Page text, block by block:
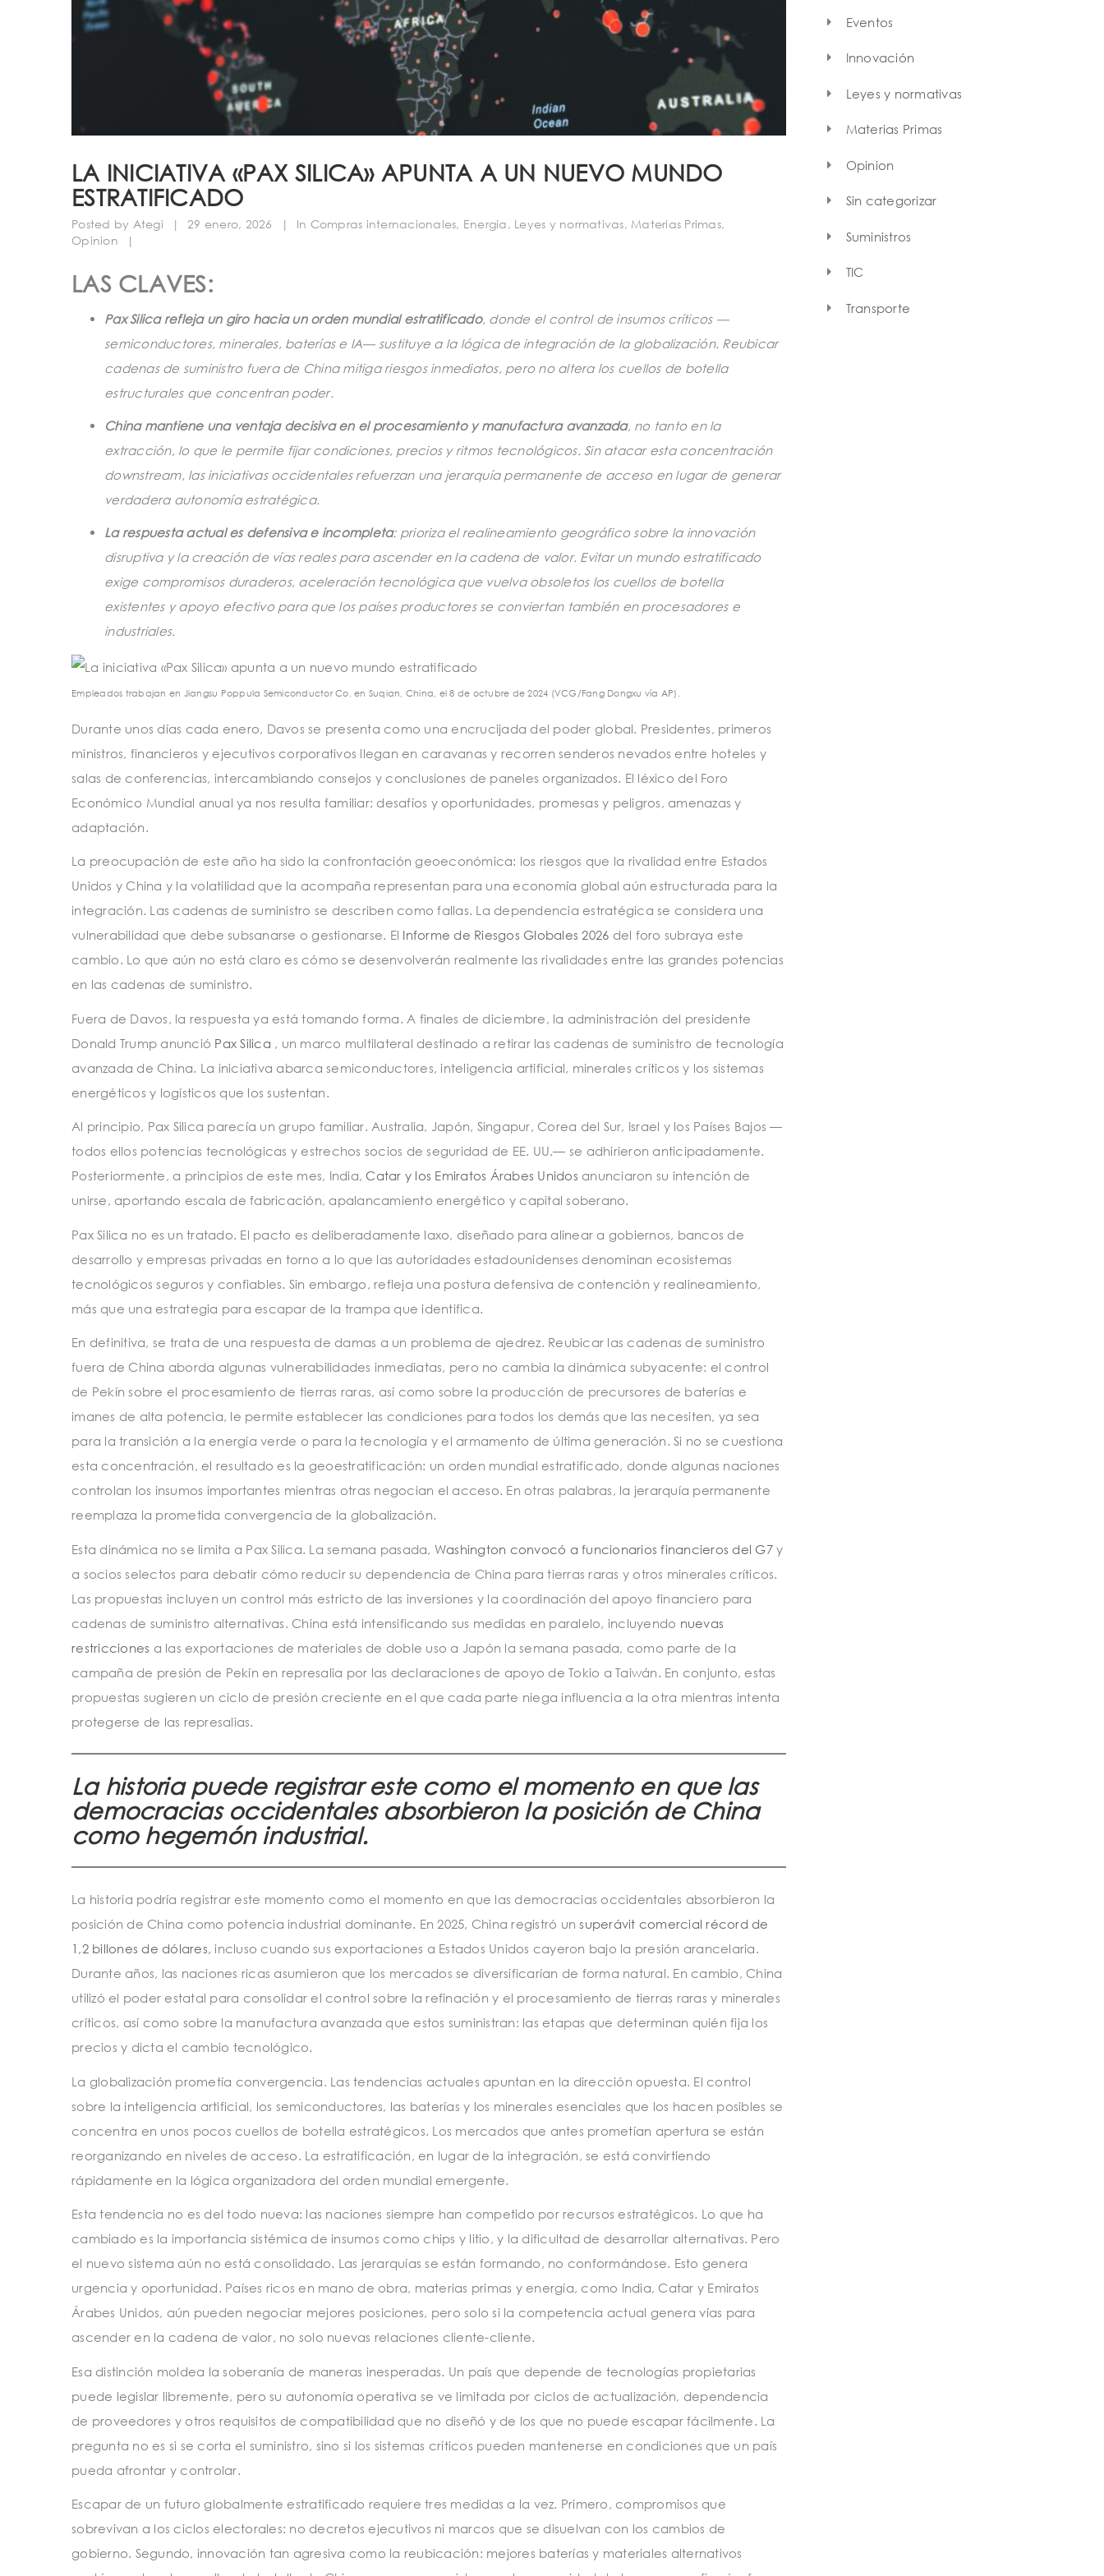
LA INICIATIVA «PAX SILICA» APUNTA A UN NUEVO MUNDO
ESTRATIFICADO
Posted by Ategi | 29 enero, 2026 | In Compras internacionales, Energía , Leyes y normativas, Materias Primas,
Opinion
|
LAS CLAVES:
Pax Silica refleja un giro hacia un orden mundial estratificado, donde el control de insumos críticos —
semiconductores, minerales, baterías e IA— sustituye a la lógica de integración de la globalización. Reubicar
cadenas de suministro fuera de China mitiga riesgos inmediatos, pero no altera los cuellos de botella
estructurales que concentran poder.
China mantiene una ventaja decisiva en el procesamiento y manufactura avanzada, no tanto en la
extracción, lo que le permite fijar condiciones, precios y ritmos tecnológicos. Sin atacar esta concentración
downstream, las iniciativas occidentales refuerzan una jerarquía permanente de acceso en lugar de generar
verdadera autonomía estratégica.
La respuesta actual es defensiva e incompleta: prioriza el realineamiento geográfico sobre la innovación
disruptiva y la creación de vías reales para ascender en la cadena de valor. Evitar un mundo estratificado
exige compromisos duraderos, aceleración tecnológica que vuelva obsoletos los cuellos de botella
existentes y apoyo efectivo para que los países productores se conviertan también en procesadores e
industriales.
Empleados trabajan en Jiangsu Poppula Semiconductor Co. en Suqian, China, el 8 de octubre de 2024 (VCG/Fang Dongxu vía AP).
Durante unos días cada enero, Davos se presenta como una encrucijada del poder global. Presidentes, primeros
ministros, financieros y ejecutivos corporativos llegan en caravanas y recorren senderos nevados entre hoteles y
salas de conferencias, intercambiando consejos y conclusiones de paneles organizados. El léxico del Foro
Económico Mundial anual ya nos resulta familiar: desafíos y oportunidades, promesas y peligros, amenazas y
adaptación.
La preocupación de este año ha sido la confrontación geoeconómica: los riesgos que la rivalidad entre Estados
Unidos y China y la volatilidad que la acompaña representan para una economía global aún estructurada para la
integración. Las cadenas de suministro se describen como fallas. La dependencia estratégica se considera una
vulnerabilidad que debe subsanarse o gestionarse. El Informe de Riesgos Globales 2026 del foro subraya este
cambio. Lo que aún no está claro es cómo se desenvolverán realmente las rivalidades entre las grandes potencias
en las cadenas de suministro.
Fuera de Davos, la respuesta ya está tomando forma. A finales de diciembre, la administración del presidente
Donald Trump anunció Pax Silica , un marco multilateral destinado a retirar las cadenas de suministro de tecnología
avanzada de China. La iniciativa abarca semiconductores, inteligencia artificial, minerales críticos y los sistemas
energéticos y logísticos que los sustentan.
Al principio, Pax Silica parecía un grupo familiar. Australia, Japón, Singapur, Corea del Sur, Israel y los Países Bajos —
todos ellos potencias tecnológicas y estrechos socios de seguridad de EE. UU.— se adhirieron anticipadamente.
Posteriormente, a principios de este mes, India,Catar y los Emiratos Árabes Unidos anunciaron su intención de
unirse, aportando escala de fabricación, apalancamiento energético y capital soberano.
Pax Silica no es un tratado. El pacto es deliberadamente laxo, diseñado para alinear a gobiernos, bancos de
desarrollo y empresas privadas en torno a lo que las autoridades estadounidenses denominan ecosistemas
tecnológicos seguros y confiables. Sin embargo, refleja una postura defensiva de contención y realineamiento,
más que una estrategia para escapar de la trampa que identifica.
En definitiva, se trata de una respuesta de damas a un problema de ajedrez. Reubicar las cadenas de suministro
fuera de China aborda algunas vulnerabilidades inmediatas, pero no cambia la dinámica subyacente: el control
de Pekín sobre el procesamiento de tierras raras, así como sobre la producción de precursores de baterías e
imanes de alta potencia, le permite establecer las condiciones para todos los demás que las necesiten, ya sea
para la transición a la energía verde o para la tecnología y el armamento de última generación. Si no se cuestiona
esta concentración, el resultado es la geoestratificación: un orden mundial estratificado, donde algunas naciones
controlan los insumos importantes mientras otras negocian el acceso. En otras palabras, la jerarquía permanente
reemplaza la prometida convergencia de la globalización.
Esta dinámica no se limita a Pax Silica. La semana pasada, Washington convocó a funcionarios financieros del G7y
a socios selectos para debatir cómo reducir su dependencia de China para tierras raras y otros minerales críticos.
Las propuestas incluyen un control más estricto de las inversiones y la coordinación del apoyo financiero para
cadenas de suministro alternativas. China está intensificando sus medidas en paralelo, incluyendo nuevas
restricciones a las exportaciones de materiales de doble uso a Japón la semana pasada, como parte de la
campaña de presión de Pekín en represalia por las declaraciones de apoyo de Tokio a Taiwán. En conjunto, estas
propuestas sugieren un ciclo de presión creciente en el que cada parte niega influencia a la otra mientras intenta
protegerse de las represalias.
La historia puede registrar este como el momento en que las
democracias occidentales absorbieron la posición de China
como hegemón industrial.
La historia podría registrar este momento como el momento en que las democracias occidentales absorbieron la
posición de China como potencia industrial dominante. En 2025, China registró unsuperávit comercial récord de
1,2 billones de dólares, incluso cuando sus exportaciones a Estados Unidos cayeron bajo la presión arancelaria.
Durante años, las naciones ricas asumieron que los mercados se diversificarían de forma natural. En cambio, China
utilizó el poder estatal para consolidar el control sobre la refinación y el procesamiento de tierras raras y minerales
críticos, así como sobre la manufactura avanzada que estos suministran: las etapas que determinan quién fija los
precios y dicta el cambio tecnológico.
La globalización prometía convergencia. Las tendencias actuales apuntan en la dirección opuesta. El control
sobre la inteligencia artificial, los semiconductores, las baterías y los minerales esenciales que los hacen posibles se
concentra en unos pocos cuellos de botella estratégicos. Los mercados que antes prometían apertura se están
reorganizando en niveles de acceso. La estratificación, en lugar de la integración, se está convirtiendo
rápidamente en la lógica organizadora del orden mundial emergente.
Esta tendencia no es del todo nueva: las naciones siempre han competido por recursos estratégicos. Lo que ha
cambiado es la importancia sistémica de insumos como chips y litio, y la dificultad de desarrollar alternativas. Pero
el nuevo sistema aún no está consolidado. Las jerarquías se están formando, no conformándose. Esto genera
urgencia y oportunidad. Países ricos en mano de obra, materias primas y energía, como India, Catar y Emiratos
Árabes Unidos, aún pueden negociar mejores posiciones, pero solo si la competencia actual genera vías para
ascender en la cadena de valor, no solo nuevas relaciones cliente-cliente.
Esa distinción moldea la soberanía de maneras inesperadas. Un país que depende de tecnologías propietarias
puede legislar libremente, pero su autonomía operativa se ve limitada por ciclos de actualización, dependencia
de proveedores y otros requisitos de compatibilidad que no diseñó y de los que no puede escapar fácilmente. La
pregunta no es si se corta el suministro, sino si los sistemas críticos pueden mantenerse en condiciones que un país
pueda afrontar y controlar.
Escapar de un futuro globalmente estratificado requiere tres medidas a la vez. Primero, compromisos que
sobrevivan a los ciclos electorales: no decretos ejecutivos ni marcos que se disuelvan con los cambios de
gobierno. Segundo, innovación tan agresiva como la reubicación: mejores baterías y materiales alternativos
Eventos
Innovación
Leyes y normativas
Materias Primas
Opinion
Sin categorizar
Suministros
TIC
Transporte